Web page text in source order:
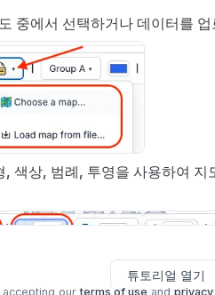
중에서 선택하거나 데이터를
, 색상, 범례, 투영을 사용하여 지
튜토리얼 열기
accepting ourterms of useand